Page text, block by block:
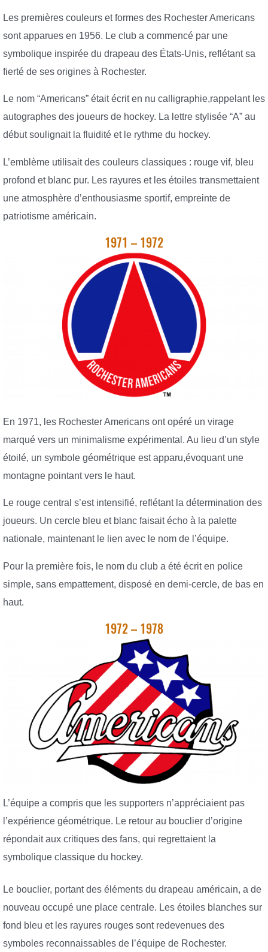
Les premières couleurs et formes des Rochester Americans
sont apparues en 1956. Le club a commencé par une
symbolique inspirée du drapeau des États-Unis, reflétant sa
fierté de ses origines à Rochester.
Le nom “Americans” était écrit en nu calligraphie,rappelant les
autographes des joueurs de hockey. La lettre stylisée “A” au
début soulignait la fluidité et le rythme du hockey.
L’emblème utilisait des couleurs classiques : rouge vif, bleu
profond et blanc pur. Les rayures et les étoiles transmettaient
une atmosphère d’enthousiasme sportif, empreinte de
patriotisme américain.
1971 – 1972
En 1971, les Rochester Americans ont opéré un virage
marqué vers un minimalisme expérimental. Au lieu d’un style
étoilé, un symbole géométrique est apparu,évoquant une
montagne pointant vers le haut.
Le rouge central s’est intensifié, reflétant la détermination des
joueurs. Un cercle bleu et blanc faisait écho à la palette
nationale, maintenant le lien avec le nom de l’équipe.
Pour la première fois, le nom du club a été écrit en police
simple, sans empattement, disposé en demi-cercle, de bas en
haut.
1972 – 1978
L’équipe a compris que les supporters n’appréciaient pas
l’expérience géométrique. Le retour au bouclier d’origine
répondait aux critiques des fans, qui regrettaient la
symbolique classique du hockey.
Le bouclier, portant des éléments du drapeau américain, a de
nouveau occupé une place centrale. Les étoiles blanches sur
fond bleu et les rayures rouges sont redevenues des
symboles reconnaissables de l’équipe de Rochester.